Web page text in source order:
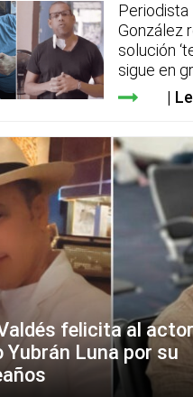
González
solución
sigue en
felicita al actor
Yubrán Luna por su